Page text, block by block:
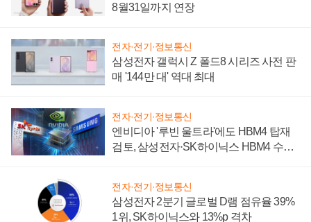
8월31일까지 연장
전자·전기·정보통신
삼성전자 갤럭시 Z 폴드8 시리즈 사전 판
매 '144만 대' 역대 최대
전자·전기·정보통신
엔비디아 '루빈 울트라'에도 HBM4 탑재
검토, 삼성전자·SK하이닉스 HBM4 수율
전자·전기·정보통신
삼성전자 2분기 글로벌 D램 점유율 39%
1위, SK하이닉스와 13%p 격차